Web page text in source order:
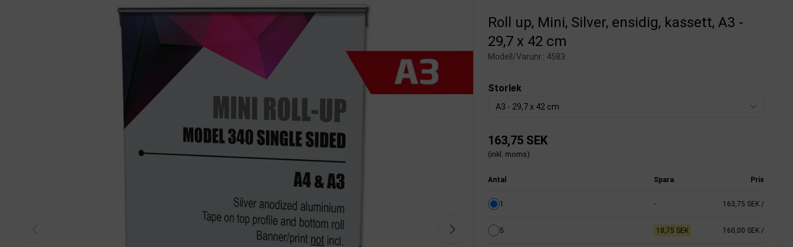
Roll up, Mini, Silver, ensidig, kassett, A3 -
29,7 x 42 cm
Modell/Varunr.: 4583
Storlek
A3 - 29,7 x 42 cm
163,75 SEK
(inkl. moms)
Antal Spara Pris
1 - 163,75 SEK /
5 18,75 SEK 160,00 SEK /